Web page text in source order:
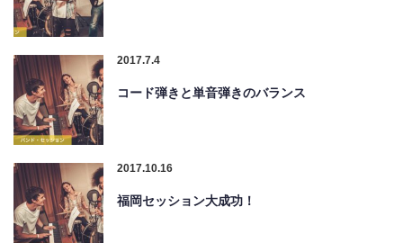
2017.7.4
コード弾きと単音弾きのバランス
2017.10.16
福岡セッション大成功！